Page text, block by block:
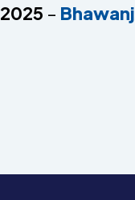
2025 –